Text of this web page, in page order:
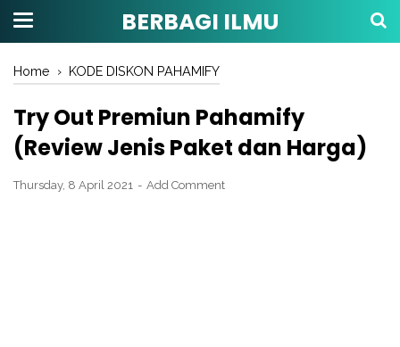
BERBAGI ILMU
Home › KODE DISKON PAHAMIFY
Try Out Premiun Pahamify
(Review Jenis Paket dan Harga)
Thursday, 8 April 2021 Add Comment